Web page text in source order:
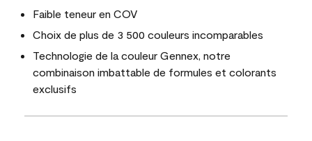
Faible teneur en COV
Choix de plus de 3 500 couleurs incomparables
Technologie de la couleur Gennex, notre
combinaison imbattable de formules et colorants
exclusifs